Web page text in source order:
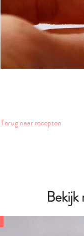
Terug naar recepten